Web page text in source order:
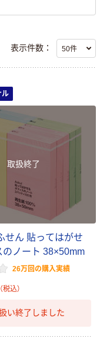
表示件数：
ル
取扱終了
せん 貼ってはがせ
のノート 38×50mm
26万回の購入実績
（税込）
い終了しました